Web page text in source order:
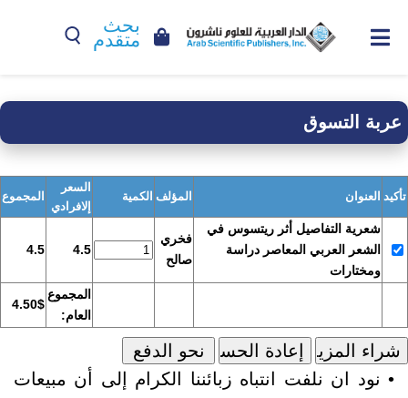
بحث
متقدم
عربة التسوق
تأكيد العنوان المؤلف الكمية
السعر
إلافرادي
المجموع
شعرية التفاصيل أثر ريتسوس في
الشعر العربي المعاصر دراسة
ومختارات
فخري
صالح
4.5
4.5
المجموع
العام:
4.50$
• نود ان نلفت انتباه زبائننا الكرام إلى أن مبيعات